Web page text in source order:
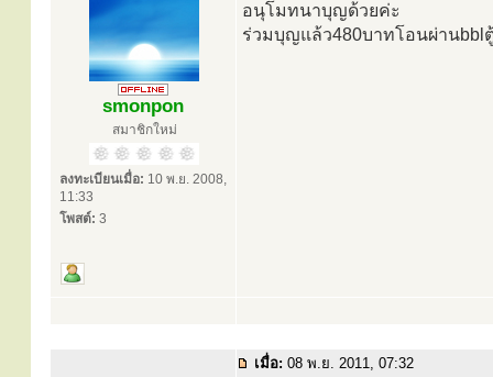
smonpon
สมาชิกใหม่
ลงทะเบียนเมื่อ: 10 พ.ย. 2008,
11:33
โพสต์: 3
อนุโมทนาบุญด้วยค่ะ
ร่วมบุญแล้ว480บาทโอนผ่านbblตู้
เมื่อ: 08 พ.ย. 2011, 07:32